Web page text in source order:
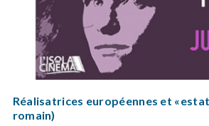
Réalisatrices européennes et
romain)